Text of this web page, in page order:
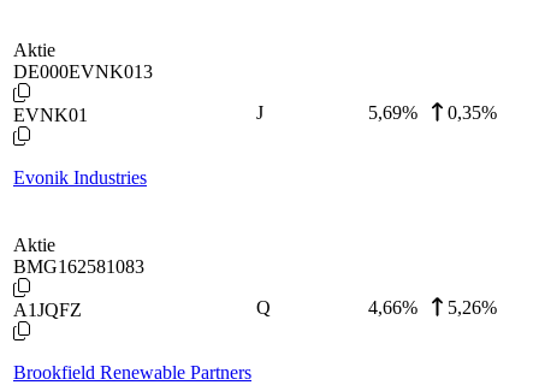
Aktie
DE000EVNK013
EVNK01
Evonik Industries
J 5,69% 0,35%
Aktie
BMG162581083
A1JQFZ
Brookfield Renewable Partners
Q 4,66% 5,26%